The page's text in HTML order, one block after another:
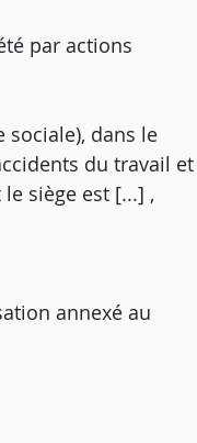
par actions
dans le
du travail et
siège est [...] ,
annexé au